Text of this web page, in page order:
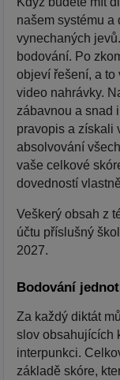
našem systému a
vynechaných
bodování. Po
objeví řešení, a to
video nahrávky.
zábavnou a snad
pravopis a získali
absolvování
vaše celkové
dovedností
Veškerý obsah z
účtu příslušný
2027.
Bodování
Za každý diktát
slov obsahujících
interpunkci.
základě skóre,